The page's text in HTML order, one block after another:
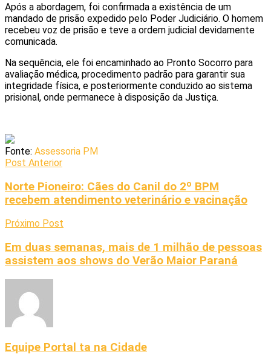
Após a abordagem, foi confirmada a existência de um
mandado de prisão expedido pelo Poder Judiciário. O homem
recebeu voz de prisão e teve a ordem judicial devidamente
comunicada.
Na sequência, ele foi encaminhado ao Pronto Socorro para
avaliação médica, procedimento padrão para garantir sua
integridade física, e posteriormente conduzido ao sistema
prisional, onde permanece à disposição da Justiça.
Fonte: Assessoria PM
Post Anterior
Norte Pioneiro: Cães do Canil do 2º BPM
recebem atendimento veterinário e vacinação
Próximo Post
Em duas semanas, mais de 1 milhão de pessoas
assistem aos shows do Verão Maior Paraná
Equipe Portal ta na Cidade